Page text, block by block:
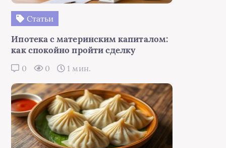
Статьи
Ипотека с материнским капиталом:
как спокойно пройти сделку
0 0 1 мин.